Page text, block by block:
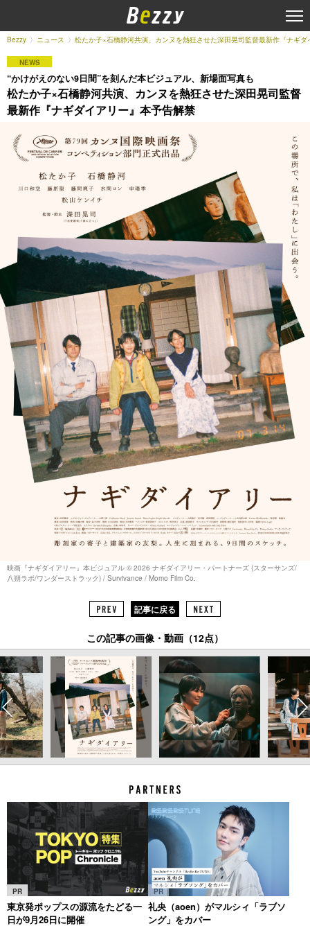
Bezzy ニュース 松たか子×石橋静河共演、カンヌを熱狂させた深田晃司監督最新作『ナギ
NEWS
“かけがえのない9日間”を刻んだ本ビジュアル、新場面写真も
松たか子×石橋静河共演、カンヌを熱狂させた深田晃司監督
最新作『ナギダイアリー』本予告解禁
映画『ナギダイアリー』本ビジュアル © 2026 ナギダイアリー・パートナーズ (スターサンズ/
八朔ラボ/ワンダーストラック) / Survivance / Momo Film Co.
記事に戻る
この記事の画像・動画（12点）
PR
東京発ポップスの源流をたどる一
日が9月26日に開催
PR
礼央（aoen）がマルシィ「ラブソ
ング」をカバー